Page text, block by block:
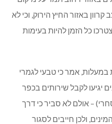
קרוון באזור החיץ הירוק, וכי לא
כל הזמן להיות בעימות
אמר כי טבעי לגמרי
יגיעו לקבל שירותים בכפר
– אולם לא סביר כי דרך
ולכן חייבים לסגור